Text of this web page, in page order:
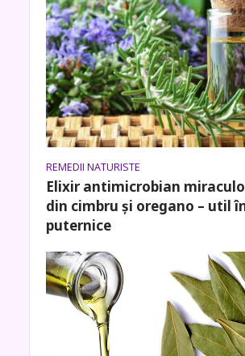
REMEDII NATURISTE
Elixir antimicrobian
din cimbru și oregano – util
puternice